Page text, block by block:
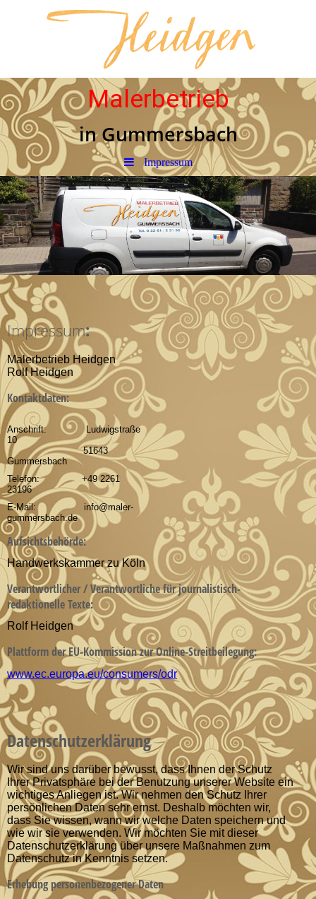
Malerbetrieb
in Gummersbach
Impressum
Impressum:
Malerbetrieb Heidgen
Rolf Heidgen
Kontaktdaten:
Anschrift: Ludwigstraße
10
51643
Gummersbach
Telefon: +49 2261
23196
E-Mail: info@maler-
gummersbach.de
Aufsichtsbehörde:
Handwerkskammer zu Köln
Verantwortlicher / Verantwortliche für journalistisch-
redaktionelle Texte:
Rolf Heidgen
Plattform der EU-Kommission zur Online-Streitbeilegung:
www.ec.europa.eu/consumers/odr
Datenschutz­erklärung
Wir sind uns darüber bewusst, dass Ihnen der Schutz
Ihrer Privatsphäre bei der Benutzung unserer Website ein
wichtiges Anliegen ist. Wir nehmen den Schutz Ihrer
persönlichen Daten sehr ernst. Deshalb möchten wir,
dass Sie wissen, wann wir welche Daten speichern und
wie wir sie verwenden. Wir möchten Sie mit dieser
Datenschutzerklärung über unsere Maßnahmen zum
Datenschutz in Kenntnis setzen.
Erhebung personenbezogener Daten